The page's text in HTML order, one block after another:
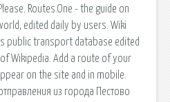
Routes.One - the guide on
edited daily by users. Wiki
public transport database edited
Wikipedia. Add a route of your
on the site and in mobile.
из города Пестово